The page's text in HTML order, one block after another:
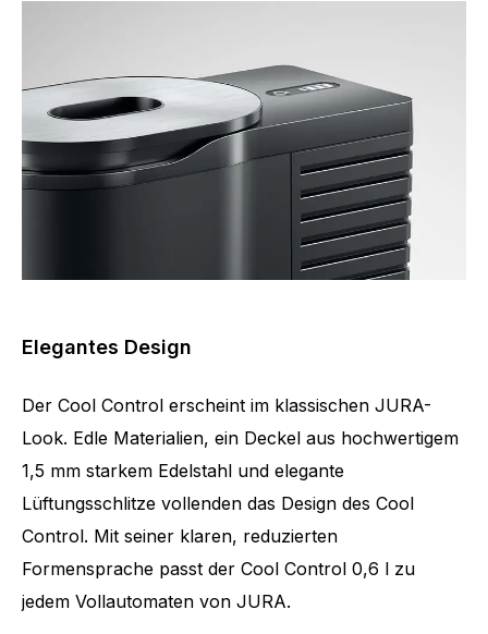
Elegantes Design
Der Cool Control erscheint im klassischen JURA-
Look. Edle Materialien, ein Deckel aus hochwertigem
1,5 mm starkem Edelstahl und elegante
Lüftungsschlitze vollenden das Design des Cool
Control. Mit seiner klaren, reduzierten
Formensprache passt der Cool Control 0,6 l zu
jedem Vollautomaten von JURA.